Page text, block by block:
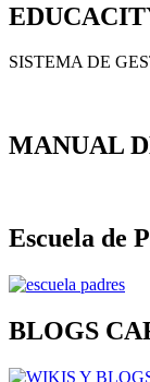
SISTEMA DE
MANUAL
Escuela de
BLOGS